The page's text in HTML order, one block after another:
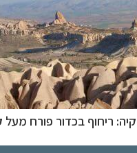
ריחוף בכדור פורח מעל